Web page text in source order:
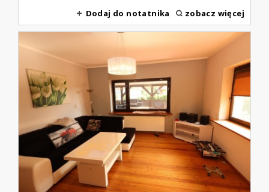
Dodaj do notatnika zobacz więcej